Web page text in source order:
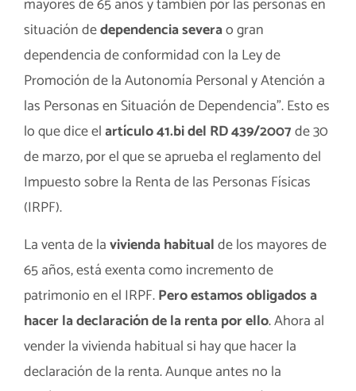
mayores de 65 años y también por las personas en
situación dedependencia severao gran
dependencia de conformidad con la Ley de
Promoción de la Autonomía Personal y Atención a
las Personas en Situación de Dependencia”. Esto es
lo que dice elartículo 41.bi del RD 439/2007de 30
de marzo, por el que se aprueba el reglamento del
Impuesto sobre la Renta de las Personas Físicas
(IRPF).
La venta de lavivienda habitualde los mayores de
65 años, está exenta como incremento de
patrimonio en el IRPF.Pero estamos obligados a
hacer la declaración de la renta por ello. Ahora al
vender la vivienda habitual si hay que hacer la
declaración de la renta. Aunque antes no la